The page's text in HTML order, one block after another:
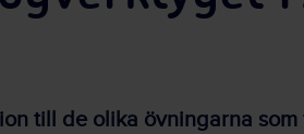
till de olika övningarna